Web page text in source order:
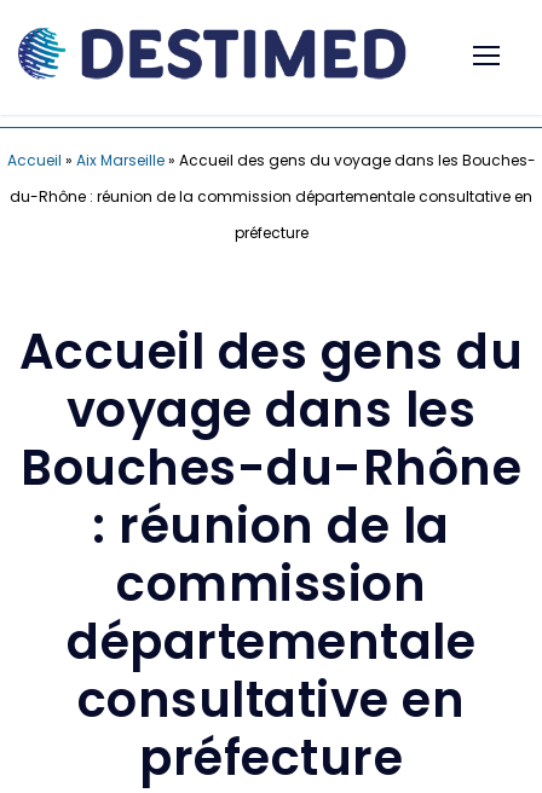
Accueil » Aix Marseille» Accueil des gens du voyage dans les Bouches-
du-Rhône : réunion de la commission départementale consultative en
préfecture
Accueil des gens du
voyage dans les
Bouches-du-Rhône
: réunion de la
commission
départementale
consultative en
préfecture